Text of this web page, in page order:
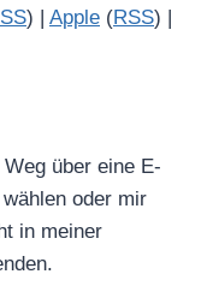
) | Apple (RSS) |
über eine E-
wählen oder mir
in meiner